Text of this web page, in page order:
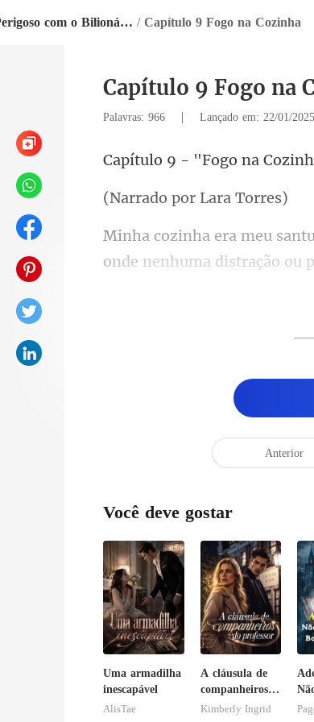
Contrato Perigoso com o Bilionário / Capítulo 9 Fogo na Cozinha
Capítulo 9 Fogo na
Palavras: 966 | Lançado em: 22/01/2025
- "Fogo n
por Lar
distração ou
Anterior
Você deve gostar
Uma armadilha
inescapável
AlisTae
A cláusula de
companheiros
do professor
Kimberly Ingrid